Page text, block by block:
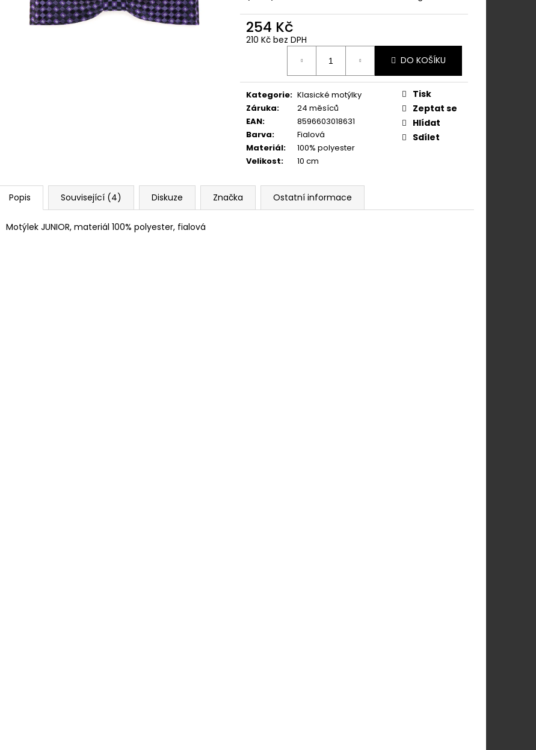
254 Kč
210 Kč bez DPH
DO KOŠÍKU
Kategorie: Klasické motýlky
Záruka:
24 měsíců
EAN:
8596603018631
Barva:
Fialová
Materiál:
100% polyester
Velikost: 10 cm
Tisk
Zeptat se
Hlídat
Sdílet
Popis Související (4) Diskuze Značka Ostatní informace
Motýlek JUNIOR, materiál 100% polyester, fialová
MM, MOTÝLEK A KAPESNÍČEK PUDROVÁ,
TMAVĚ HNĚDÁ KŮŽE 886-986363
MM, MOTÝLEK A KAPESNÍČEK
EUKALYPTOVÁ, KOŇAKOVÁ KŮŽE 886-